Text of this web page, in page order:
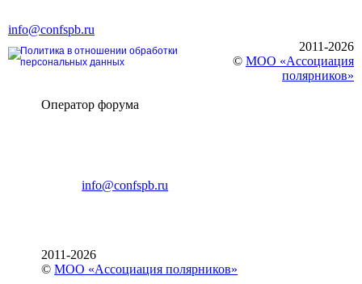
info@confspb.ru
Политика в отношении обработки
персональных данных
2011-2026
© МОО «Ассоциация
полярников»
Оператор форума
E-mail:info@confspb.ru
2011-2026
©МОО «Ассоциация полярников»